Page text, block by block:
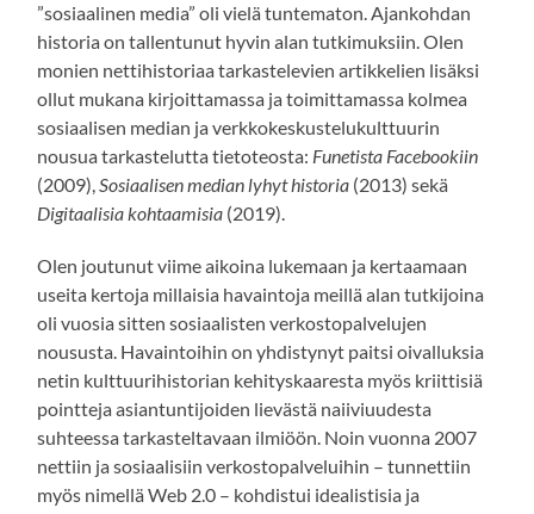
”sosiaalinen media” oli vielä tuntematon. Ajankohdan
historia on tallentunut hyvin alan tutkimuksiin. Olen
monien nettihistoriaa tarkastelevien artikkelien lisäksi
ollut mukana kirjoittamassa ja toimittamassa kolmea
sosiaalisen median ja verkkokeskustelukulttuurin
nousua tarkastelutta tietoteosta: Funetista Facebookiin
(2009), Sosiaalisen median lyhyt historia (2013) sekä
Digitaalisia kohtaamisia (2019).
Olen joutunut viime aikoina lukemaan ja kertaamaan
useita kertoja millaisia havaintoja meillä alan tutkijoina
oli vuosia sitten sosiaalisten verkostopalvelujen
noususta. Havaintoihin on yhdistynyt paitsi oivalluksia
netin kulttuurihistorian kehityskaaresta myös kriittisiä
pointteja asiantuntijoiden lievästä naiiviuudesta
suhteessa tarkasteltavaan ilmiöön. Noin vuonna 2007
nettiin ja sosiaalisiin verkostopalveluihin – tunnettiin
myös nimellä Web 2.0 – kohdistui idealistisia ja